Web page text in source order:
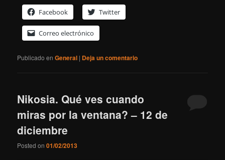
Facebook
Twitter
Correo electrónico
Publicado en General | Deja un comentario
Nikosia. Qué ves cuando
miras por la ventana? – 12 de
diciembre
Posted on01/02/2013